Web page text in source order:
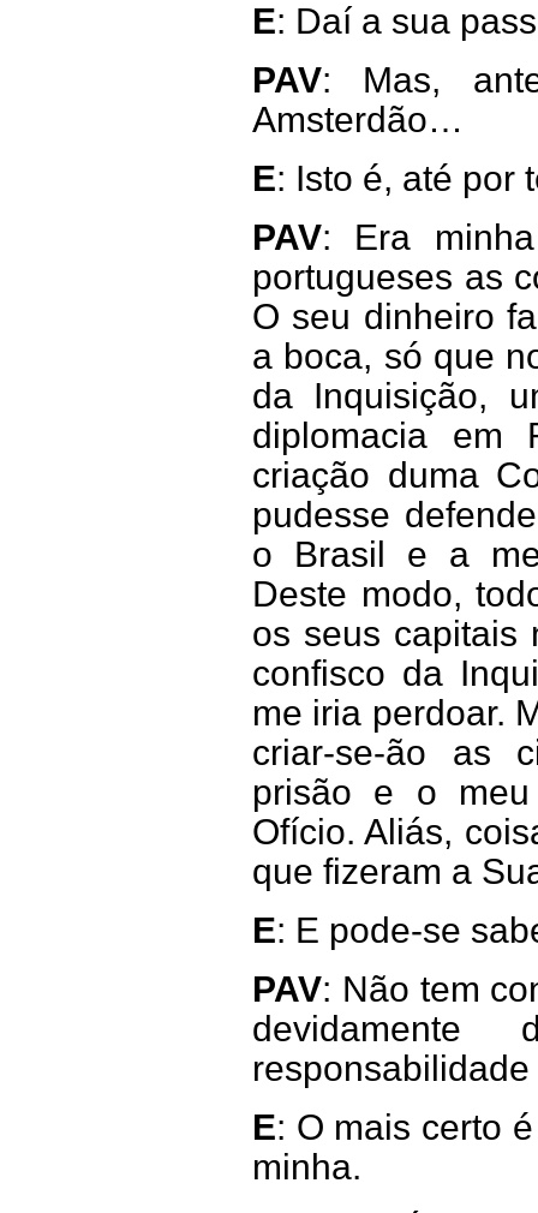
E: Daí a sua
PAV: Mas,
Amsterdão…
E: Isto é, até por
PAV: Era
portugueses as
O seu dinheiro
a boca, só que
da Inquisição,
diplomacia em
criação duma
pudesse
o Brasil e a
Deste modo,
os seus capitais
confisco da
me iria perdoar.
criar-se-ão as
prisão e o meu
Ofício. Aliás,
que fizeram a
E: E pode-se
PAV: Não tem
E: O mais certo
minha.